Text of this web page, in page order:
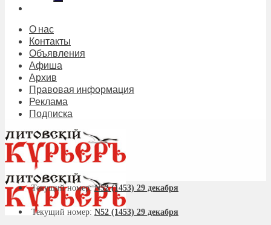
О нас
Контакты
Объявления
Афиша
Архив
Правовая информация
Реклама
Подписка
Текущий номер:N52 (1453) 29 декабря
Текущий номер: N52 (1453) 29 декабря